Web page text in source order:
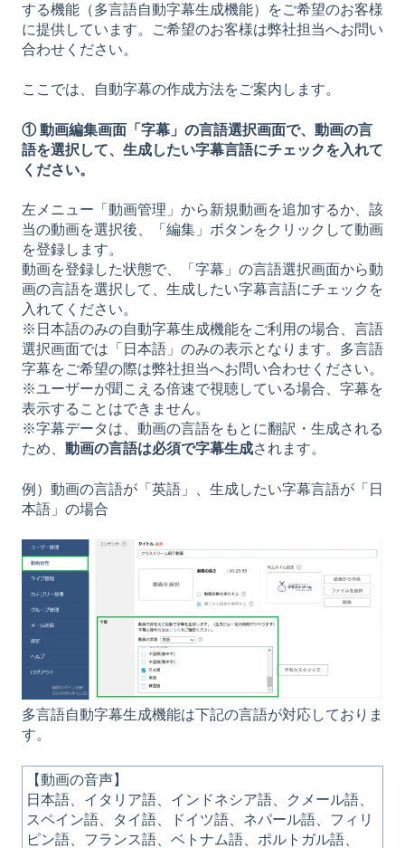
する機能（多言語自動字幕生成機能）をご希望のお客様
に提供しています。ご希望のお客様は弊社担当へお問い
合わせください。
ここでは、自動字幕の作成方法をご案内します。
① 動画編集画面「字幕」の言語選択画面で、動画の言
語を選択して、生成したい字幕言語にチェックを入れて
ください。
左メニュー「動画管理」から新規動画を追加するか、該
当の動画を選択後、「編集」ボタンをクリックして動画
を登録します。
動画を登録した状態で、「字幕」の言語選択画面から動
画の言語を選択して、生成したい字幕言語にチェックを
入れてください。
※日本語のみの自動字幕生成機能をご利用の場合、言語
選択画面では「日本語」のみの表示となります。多言語
字幕をご希望の際は弊社担当へお問い合わせください。
※ユーザーが聞こえる倍速で視聴している場合、字幕を
表示することはできません。
※字幕データは、動画の言語をもとに翻訳・生成される
ため、 動画の言語は必須で字幕生成されます。
例）動画の言語が「英語」、生成したい字幕言語が「日
本語」の場合
多言語自動字幕生成機能は下記の言語が対応しておりま
す。
【動画の音声】
日本語、イタリア語、インドネシア語、クメール語、
スペイン語、タイ語、ドイツ語、ネパール語、フィリ
ピン語、フランス語、ベトナム語、ポルトガル語、